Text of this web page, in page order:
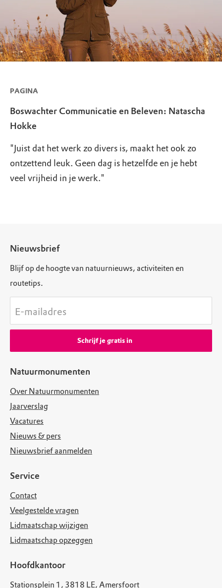
PAGINA
Boswachter Communicatie en Beleven: Natascha
Hokke
"Juist dat het werk zo divers is, maakt het ook zo
ontzettend leuk. Geen dag is hetzelfde en je hebt
veel vrijheid in je werk."
Natuurmonumenten
Over Natuurmonumenten
Jaarverslag
Vacatures
Nieuws & pers
Nieuwsbrief aanmelden
Service
Contact
Veelgestelde vragen
Lidmaatschap wijzigen
Lidmaatschap opzeggen
Hoofdkantoor
Stationsplein 1, 3818 LE, Amersfoort
Nieuwsbrief
Blijf op de hoogte van natuurnieuws, activiteiten en
routetips.
E-mailadres
Schrijf je gratis in